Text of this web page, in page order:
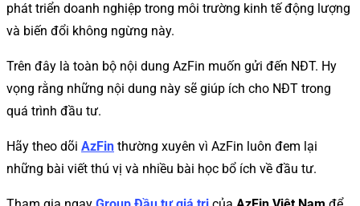
phát triển doanh nghiệp trong môi trường kinh tế động lượng
và biến đổi không ngừng này.
Trên đây là toàn bộ nội dung AzFin muốn gửi đến NĐT. Hy
vọng rằng những nội dung này sẽ giúp ích cho NĐT trong
quá trình đầu tư.
Hãy theo dõi AzFin thường xuyên vì AzFin luôn đem lại
những bài viết thú vị và nhiều bài học bổ ích về đầu tư.